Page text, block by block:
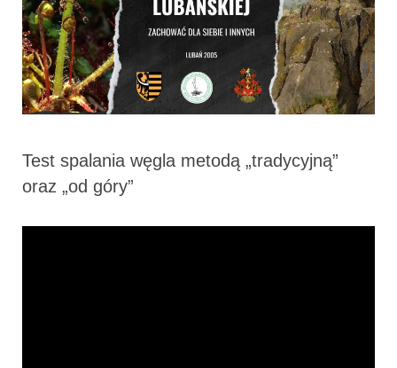
Test spalania węgla metodą „tradycyjną”
oraz „od góry”